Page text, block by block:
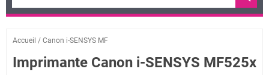
Accueil / Canon i-SENSYS MF
Imprimante Canon i-SENSYS MF525x